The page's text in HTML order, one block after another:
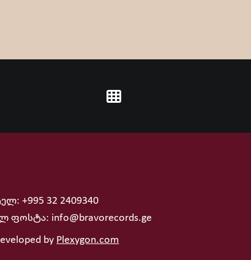
+995 32 2409340
ფოსტა: info@bravorecords.ge
by Plexygon.com